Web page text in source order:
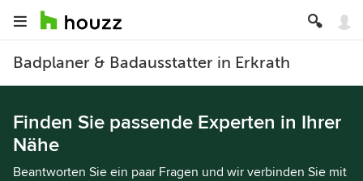
Badplaner & Badausstatter in Erkrath
Finden Sie passende Experten in Ihrer
Nähe
Beantworten Sie ein paar Fragen und wir verbinden Sie mit